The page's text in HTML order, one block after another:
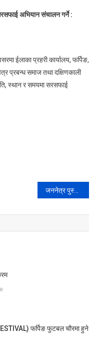
अभियान संचालन गर्ने :
ईलाका प्रहरी कार्यालय, फर्पिङ,
प्रबन्ध समाज तथा दक्षिणकाली
स्थान र समयमा सरसफाई
जननेत्र पुस्तकालयको ५३ औं स्थापना दिवस
फर्पिङ फुटबल चौरमा हुने